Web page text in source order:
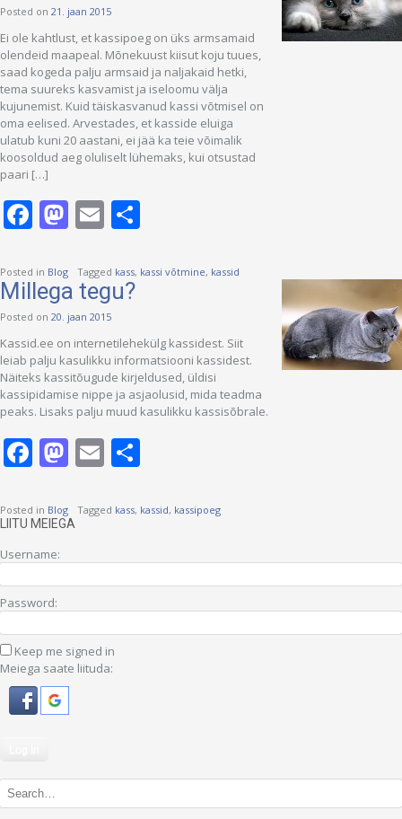
Posted on 21. jaan 2015
Ei ole kahtlust, et kassipoeg on üks armsamaid
olendeid maapeal. Mõnekuust kiisut koju tuues,
saad kogeda palju armsaid ja naljakaid hetki,
tema suureks kasvamist ja iseloomu välja
kujunemist. Kuid täiskasvanud kassi võtmisel on
oma eelised. Arvestades, et kasside eluiga
ulatub kuni 20 aastani, ei jää ka teie võimalik
koosoldud aeg oluliselt lühemaks, kui otsustad
paari […]
Facebook
Mastodon
Email
Posted in Blog Tagged kass, kassi võtmine, kassid
Millega tegu?
Posted on 20. jaan 2015
Kassid.ee on internetilehekülg kassidest. Siit
leiab palju kasulikku informatsiooni kassidest.
Näiteks kassitõugude kirjeldused, üldisi
kassipidamise nippe ja asjaolusid, mida teadma
peaks. Lisaks palju muud kasulikku kassisõbrale.
Facebook
Mastodon
Email
Posted in Blog Tagged kass, kassid, kassipoeg
LIITU MEIEGA
Username:
Password:
Keep me signed in
Meiega saate liituda: